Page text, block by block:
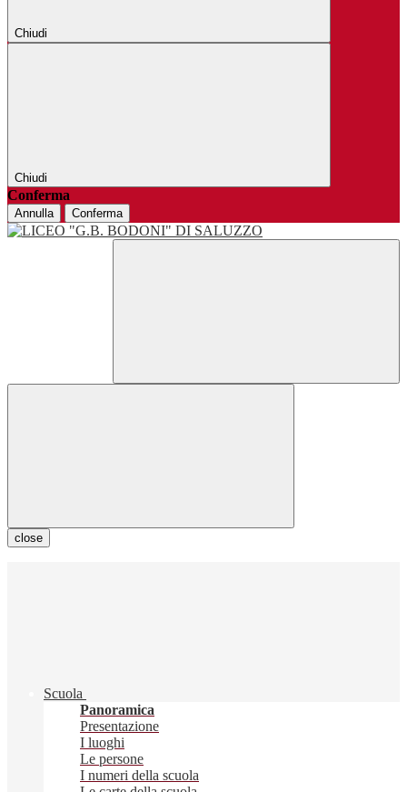
Chiudi
Chiudi
Conferma
Annulla Conferma
close
Scuola
Panoramica
Presentazione
I luoghi
Le persone
I numeri della scuola